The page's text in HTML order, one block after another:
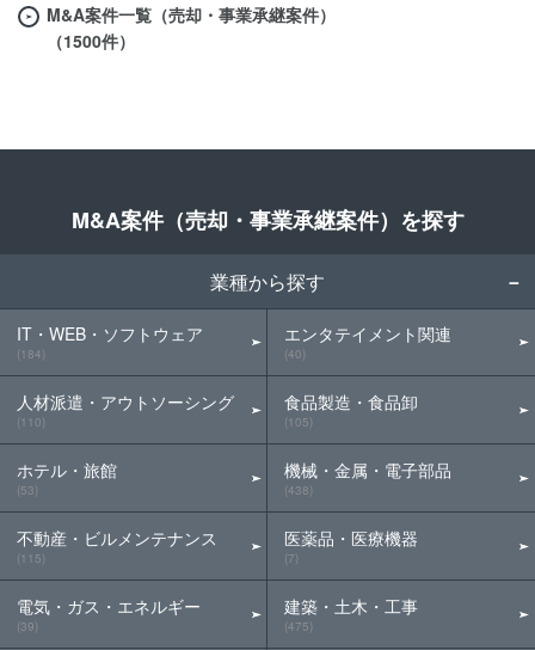
M&A案件一覧（売却・事業承継案件）
（1500件）
M&A案件（売却・事業承継案件）を探す
業種から探す
IT・WEB・ソフトウェア
(184)
人材派遣・アウトソーシング
(110)
ホテル・旅館
(53)
不動産・ビルメンテナンス
(115)
電気・ガス・エネルギー
(39)
エンタテイメント関連
(40)
食品製造・食品卸
(105)
機械・金属・電子部品
(438)
医薬品・医療機器
(7)
建築・土木・工事
(475)